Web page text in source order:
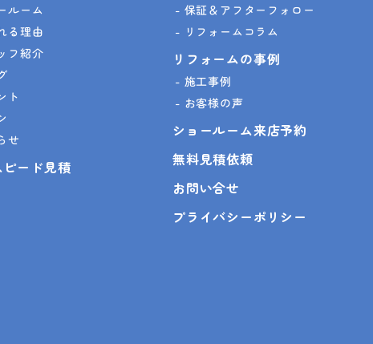
ルーム
る理由
フ紹介
ト
せ
ピード見積
保証＆アフターフォロー
リフォームコラム
リフォームの事例
施工事例
お客様の声
ショールーム来店予約
無料見積依頼
お問い合せ
プライバシーポリシー